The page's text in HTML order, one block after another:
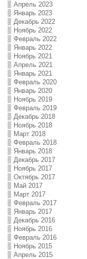
Апрель 2023
Январь 2023
Декабрь 2022
Ноябрь 2022
Февраль 2022
Январь 2022
Ноябрь 2021
Апрель 2021
Январь 2021
Февраль 2020
Январь 2020
Ноябрь 2019
Февраль 2019
Декабрь 2018
Ноябрь 2018
Март 2018
Февраль 2018
Январь 2018
Декабрь 2017
Ноябрь 2017
Октябрь 2017
Май 2017
Март 2017
Февраль 2017
Январь 2017
Декабрь 2016
Ноябрь 2016
Февраль 2016
Ноябрь 2015
Апрель 2015